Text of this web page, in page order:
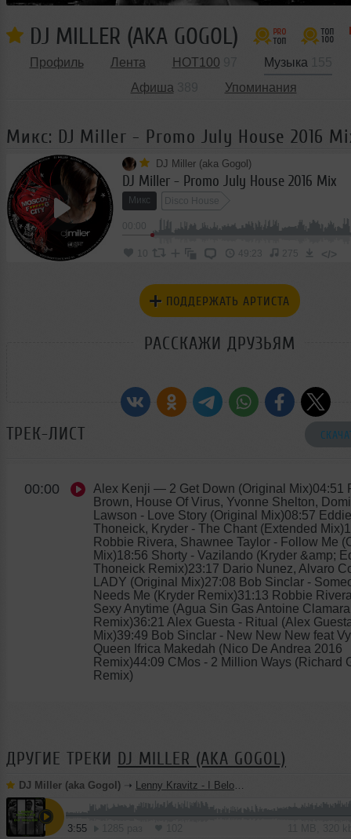
DJ MILLER (AKA GOGOL)
Профиль Лента HOT100 Музыка
Афиша
Упоминания
Микс: DJ Miller - Promo July House 2016
DJ Miller (aka Gogol)
DJ Miller - Promo July House 2016 Mix
Микс Disco House
49:23 275 </>
ПОДДЕРЖАТЬ АРТИСТА
РАССКАЖИ ДРУЗЬЯМ
ТРЕК-ЛИСТ
00:00 Alex Kenji — 2 Get Down (Original Mix)04:51
Brown, House Of Virus, Yvonne Shelton,
Lawson - Love Story (Original Mix)08:57 Eddie
Thoneick, Kryder - The Chant (Extended
Robbie Rivera, Shawnee Taylor - Follow Me
Mix)18:56 Shorty - Vazilando (Kryder &amp;
Thoneick Remix)23:17 Dario Nunez, Alvaro
LADY (Original Mix)27:08 Bob Sinclar -
Needs Me (Kryder Remix)31:13 Robbie
Sexy Anytime (Agua Sin Gas Antoine
Remix)36:21 Alex Guesta - Ritual (Alex
Mix)39:49 Bob Sinclar - New New New feat
Queen Ifrica Makedah (Nico De Andrea 2016
Remix)44:09 CMos - 2 Million Ways (Richard
Remix)
ДРУГИЕ ТРЕКИ DJ MILLER (AKA GOGOL)
DJ Miller (aka Gogol) ➝ Lenny Kravitz - I Belong To You (DJ Miller Remix)
3:55